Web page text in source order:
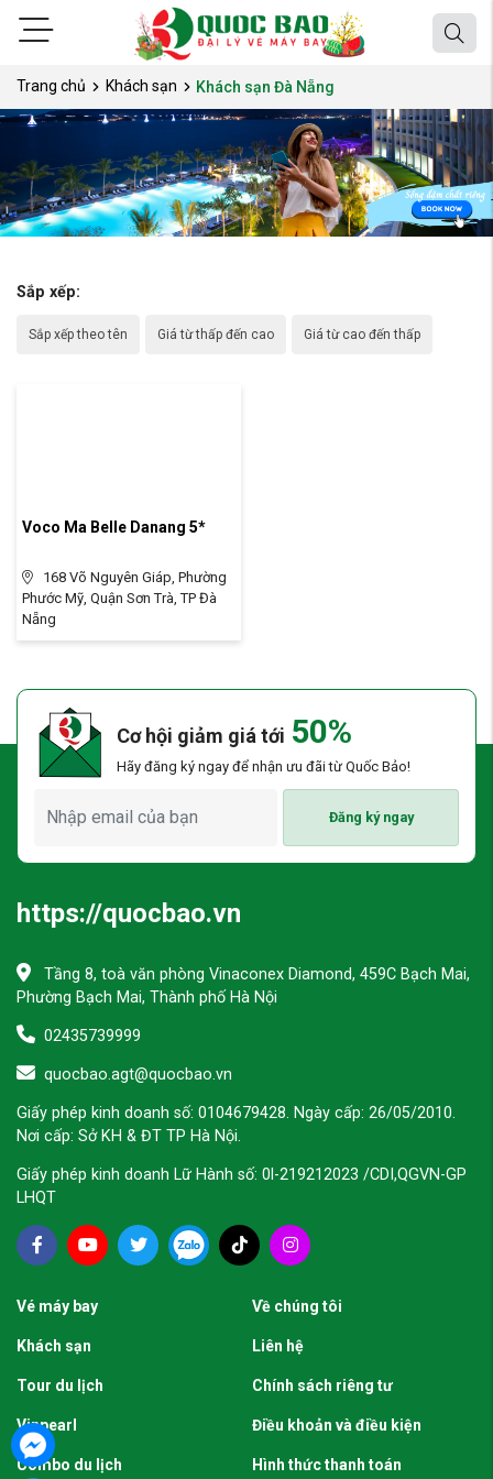
Trang chủ Khách sạn Khách sạn Đà Nẵng
Sắp xếp:
Sắp xếp theo tên Giá từ thấp đến cao Giá từ cao đến thấp
Voco Ma Belle Danang 5*
168 Võ Nguyên Giáp, Phường
Phước Mỹ, Quận Sơn Trà, TP Đà
Nẵng
Cơ hội giảm giá tới 50%
Hãy đăng ký ngay để nhận ưu đãi từ Quốc Bảo!
Đăng ký ngay
https://quocbao.vn
Tầng 8, toà văn phòng Vinaconex Diamond, 459C Bạch Mai,
Phường Bạch Mai, Thành phố Hà Nội
02435739999
quocbao.agt@quocbao.vn
Giấy phép kinh doanh số: 0104679428. Ngày cấp: 26/05/2010.
Nơi cấp: Sở KH & ĐT TP Hà Nội.
Giấy phép kinh doanh Lữ Hành số: 0l-219212023 /CDI,QGVN-GP
LHQT
Vé máy bay
Khách sạn
Tour du lịch
Vinpearl
Combo du lịch
Về chúng tôi
Liên hệ
Chính sách riêng tư
Điều khoản và điều kiện
Hình thức thanh toán